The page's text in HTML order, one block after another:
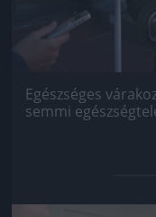
Egészséges
semmi